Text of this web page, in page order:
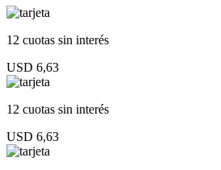
12 cuotas sin interés
USD 6,63
12 cuotas sin interés
USD 6,63